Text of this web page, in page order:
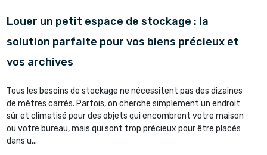
Louer un petit espace de stockage : la
solution parfaite pour vos biens précieux et
vos archives
Tous les besoins de stockage ne nécessitent pas des dizaines
de mètres carrés. Parfois, on cherche simplement un endroit
sûr et climatisé pour des objets qui encombrent votre maison
ou votre bureau, mais qui sont trop précieux pour être placés
dans u...